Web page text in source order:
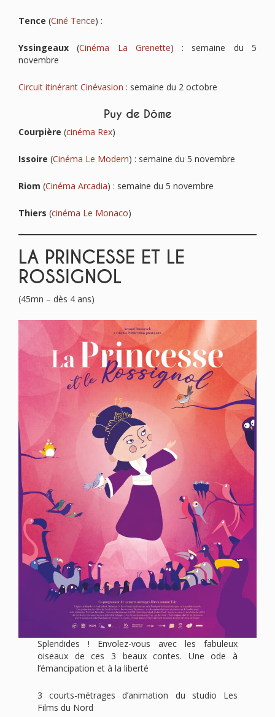
Tence (Ciné Tence) :
Yssingeaux (Cinéma La Grenette) : semaine du 5
novembre
Circuit itinérant Cinévasion : semaine du 2 octobre
Puy de Dôme
Courpière (cinéma Rex)
Issoire (Cinéma Le Modern) : semaine du 5 novembre
Riom (Cinéma Arcadia) : semaine du 5 novembre
Thiers (cinéma Le Monaco)
LA PRINCESSE ET LE
ROSSIGNOL
(45mn – dès 4 ans)
Splendides ! Envolez-vous avec les fabuleux
oiseaux de ces 3 beaux contes. Une ode à
l’émancipation et à la liberté
3 courts-métrages d’animation du studio Les
Films du Nord